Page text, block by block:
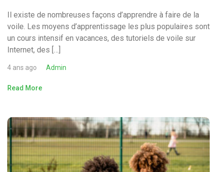
Il existe de nombreuses façons d’apprendre à faire de la
voile. Les moyens d’apprentissage les plus populaires sont
un cours intensif en vacances, des tutoriels de voile sur
Internet, des […]
4 ans ago Admin
Read More